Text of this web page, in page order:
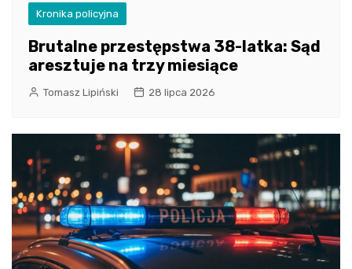
Kronika policyjna
Brutalne przestępstwa 38-latka: Sąd
aresztuje na trzy miesiące
Tomasz Lipiński 28 lipca 2026